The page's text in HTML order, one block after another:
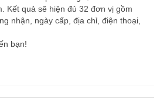
Kết quả sẽ hiện đủ 32 đơn vị gồm
nhận, ngày cấp, địa chỉ, điện thoại,
bạn!